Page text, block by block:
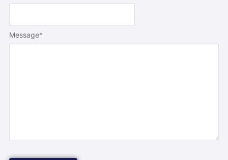
Message*